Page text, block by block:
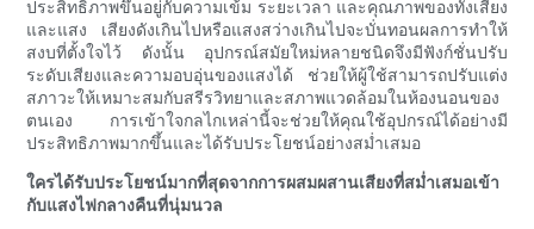
ประสิทธิภาพขึ้นอยู่กับความเข้ม ระยะเวลา และคุณภาพของทั้งเสียง
และแสง เสียงดังเกินไปหรือแสงสว่างเกินไปจะบั่นทอนผลการทำให้
สงบที่ตั้งใจไว้ ดังนั้น อุปกรณ์สมัยใหม่หลายชนิดจึงมีฟังก์ชั่นปรับ
ระดับเสียงและความอบอุ่นของแสงได้ ช่วยให้ผู้ใช้สามารถปรับแต่ง
สภาวะให้เหมาะสมกับสรีรวิทยาและสภาพแวดล้อมในห้องนอนของ
ตนเอง การเข้าใจกลไกเหล่านี้จะช่วยให้คุณใช้อุปกรณ์ได้อย่างมี
ประสิทธิภาพมากขึ้นและได้รับประโยชน์อย่างสม่ำเสมอ
ใครได้รับประโยชน์มากที่สุดจากการผสมผสานเสียงที่สม่ำเสมอเข้า
กับแสงไฟกลางคืนที่นุ่มนวล